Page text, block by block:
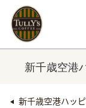
新千歳空港
新千歳空港ハッ